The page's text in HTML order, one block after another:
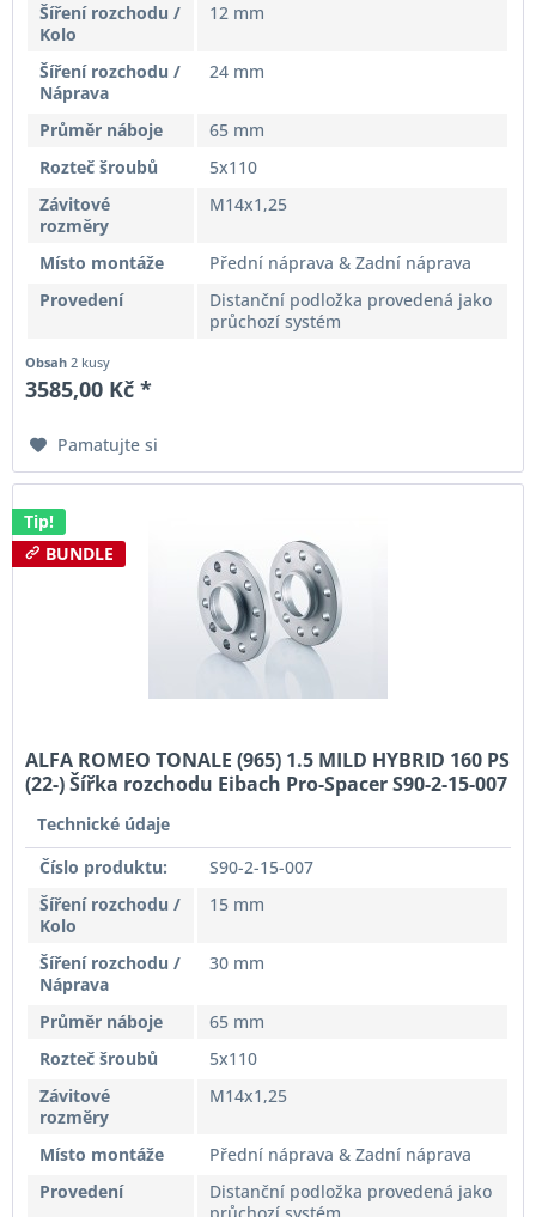
Šíření rozchodu /
Kolo
12 mm
Šíření rozchodu /
Náprava
24 mm
Průměr náboje
65 mm
Rozteč šroubů
5x110
Závitové
rozměry
M14x1,25
Místo montáže
Přední náprava & Zadní náprava
Provedení
Distanční podložka provedená jako
průchozí systém
Obsah2 kusy
3585,00 Kč *
Pamatujte si
Tip!
BUNDLE
ALFA ROMEO TONALE (965) 1.5 MILD HYBRID 160 PS
(22-) Šířka rozchodu Eibach Pro-Spacer S90-2-15-007
Technické údaje
Číslo produktu:
S90-2-15-007
Šíření rozchodu /
Kolo
15 mm
Šíření rozchodu /
Náprava
30 mm
Průměr náboje
65 mm
Rozteč šroubů
5x110
Závitové
rozměry
M14x1,25
Místo montáže
Přední náprava & Zadní náprava
Provedení
Distanční podložka provedená jako